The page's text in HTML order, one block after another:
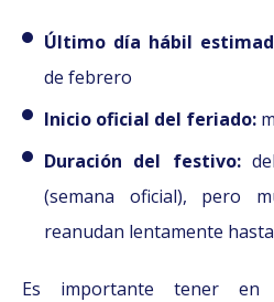
Último día hábil
de febrero
Inicio oficial del feriado:
Duración del festivo:
(semana oficial), pero
reanudan lentamente
Es importante tener en